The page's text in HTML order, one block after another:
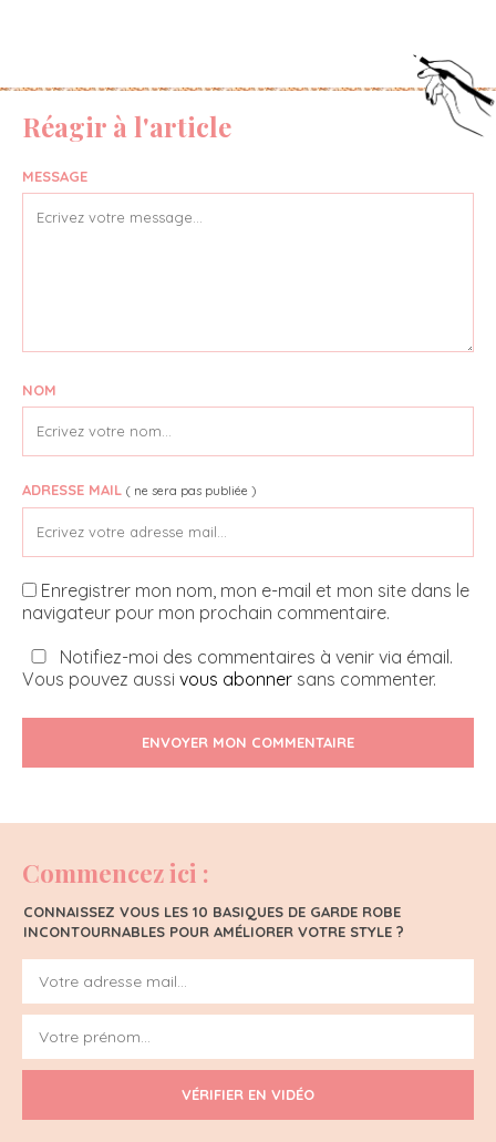
Réagir à l'article
MESSAGE
NOM
ADRESSE MAIL ( ne sera pas publiée )
Enregistrer mon nom, mon e-mail et mon site dans le
navigateur pour mon prochain commentaire.
Notifiez-moi des commentaires à venir via émail.
Vous pouvez aussi vous abonner sans commenter.
ENVOYER MON COMMENTAIRE
Commencez ici :
CONNAISSEZ VOUS LES 10 BASIQUES DE GARDE ROBE
INCONTOURNABLES POUR AMÉLIORER VOTRE STYLE ?
VÉRIFIER EN VIDÉO